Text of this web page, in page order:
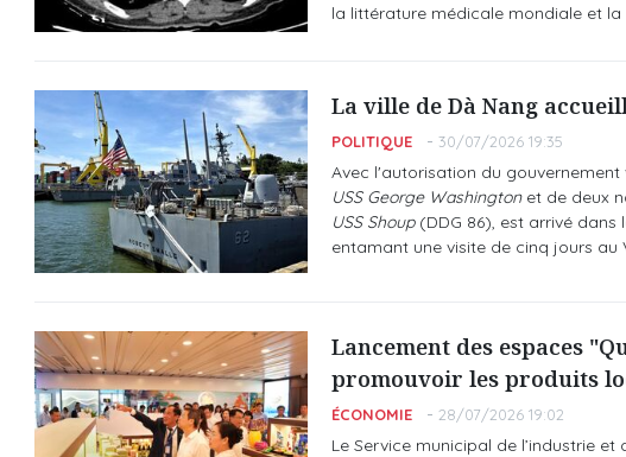
la littérature médicale mondiale et la
La ville de Dà Nang
POLITIQUE 30/07/2026 19:35
Avec l'autorisation du
USS George Washingtonet de deux
USS Shoup(DDG 86), est arrivé dans
entamant une visite de cinq jours
Lancement des espaces
promouvoir les produits
ÉCONOMIE 28/07/2026 19:02
Le Service municipal de l’industrie